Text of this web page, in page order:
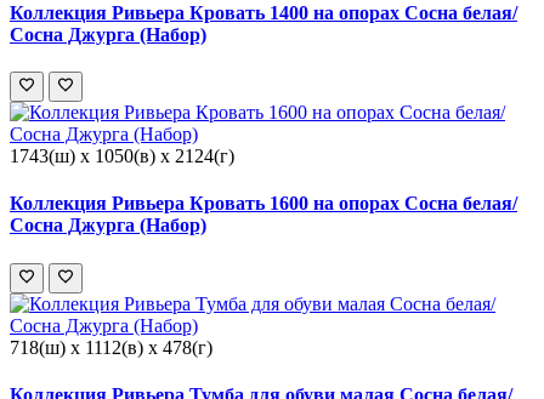
Коллекция Ривьера Кровать 1400 на опорах Сосна белая/
Сосна Джурга (Набор)
1743(ш) x 1050(в) x 2124(г)
Коллекция Ривьера Кровать 1600 на опорах Сосна белая/
Сосна Джурга (Набор)
718(ш) x 1112(в) x 478(г)
Коллекция Ривьера Тумба для обуви малая Сосна белая/